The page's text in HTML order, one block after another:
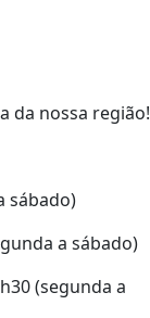
da nossa região!
sábado)
a sábado)
(segunda a